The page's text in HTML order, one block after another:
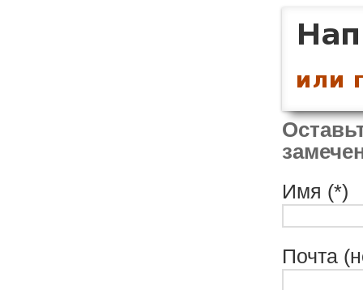
Имя (*)
Почта